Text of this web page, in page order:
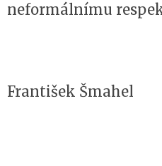
neformálnímu
František Šmahel